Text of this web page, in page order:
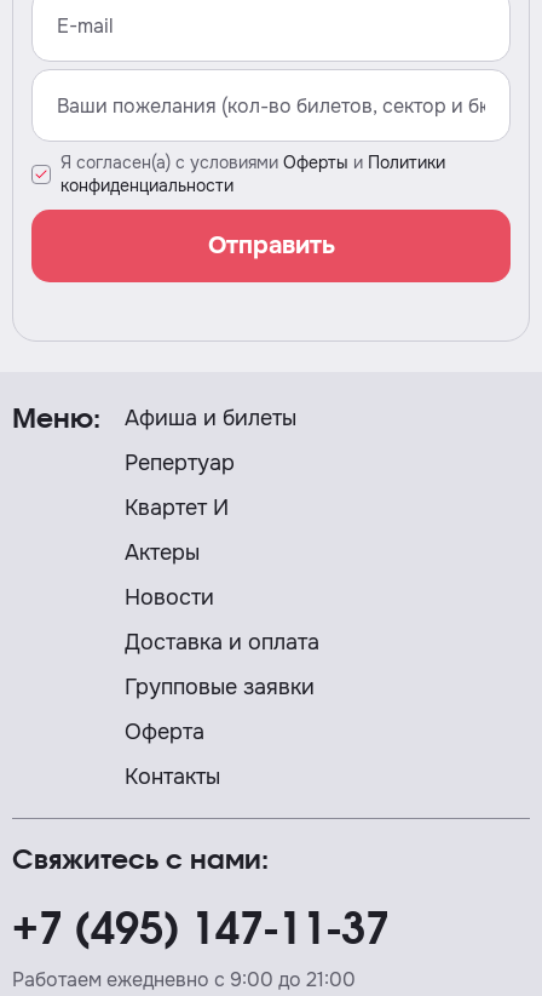
Я согласен(а) с условиями Оферты и Политики
конфиденциальности
Отправить
Свяжитесь с нами:
+7 (495) 147-11-37
Работаем ежедневно с 9:00 до 21:00
Меню:
Афиша и билеты
Репертуар
Квартет И
Актеры
Новости
Доставка и оплата
Групповые заявки
Оферта
Контакты